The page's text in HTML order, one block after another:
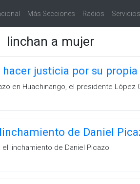
Más Secciones Radios Servicios
linchan a mujer
justicia por su
en Huachinango, el presidente
de Daniel
linchamiento de Daniel Picazo